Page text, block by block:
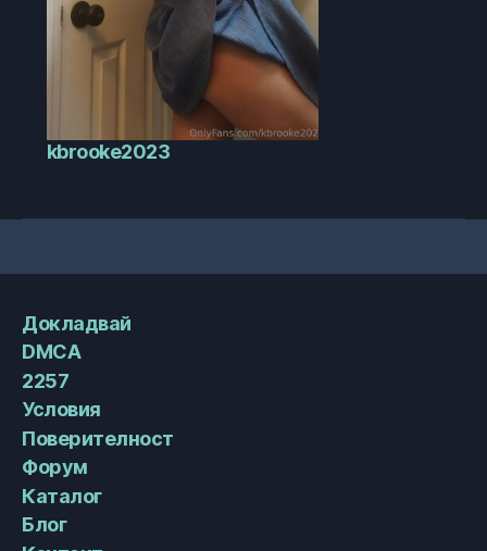
kbrooke2023
Докладвай
DMCA
2257
Условия
Поверителност
Форум
Каталог
Блог